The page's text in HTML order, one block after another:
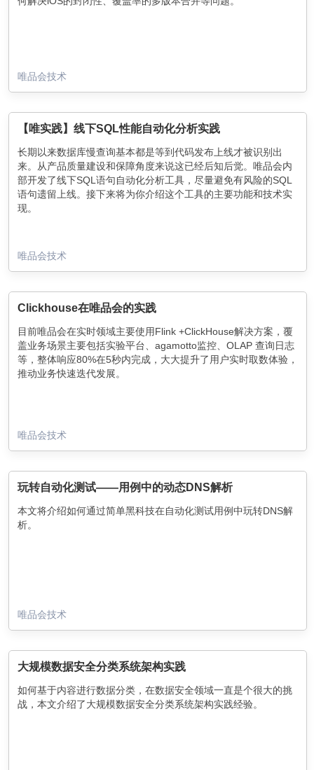
唯品会技术
【唯实践】线下SQL性能自动化分析实践
长期以来数据库慢查询基本都是等到代码发布上线才被识别出
来。从产品质量建设和保障角度来说这已经后知后觉。唯品会内
部开发了线下SQL语句自动化分析工具，尽量避免有风险的SQL
语句遗留上线。接下来将为你介绍这个工具的主要功能和技术实
现。
唯品会技术
Clickhouse在唯品会的实践
目前唯品会在实时领域主要使用Flink +ClickHouse解决方案，覆
盖业务场景主要包括实验平台、agamotto监控、OLAP 查询日志
等，整体响应80%在5秒内完成，大大提升了用户实时取数体验，
推动业务快速迭代发展。
唯品会技术
玩转自动化测试——用例中的动态DNS解析
本文将介绍如何通过简单黑科技在自动化测试用例中玩转DNS解
析。
唯品会技术
大规模数据安全分类系统架构实践
如何基于内容进行数据分类，在数据安全领域一直是个很大的挑
战，本文介绍了大规模数据安全分类系统架构实践经验。